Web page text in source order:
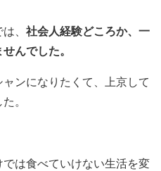
、 社会人経験どころか、一
んでした。
ンになりたくて、上京して
。
は食べていけない生活を変